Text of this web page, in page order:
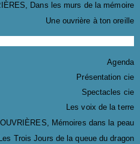
Dans les murs de la mémoire
Une ouvrière à ton oreille
Agenda
Présentation cie
Spectacles cie
Les voix de la terre
OUVRIÈRES, Mémoires dans la peau
Les Trois Jours de la queue du dragon